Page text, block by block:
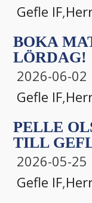
Gefle IF,
BOKA
LÖRDAG!
2026-06-02
Gefle IF,
PELLE
TILL
2026-05-25
Gefle IF,